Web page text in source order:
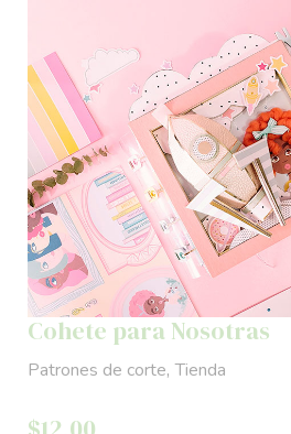
Cohete para Nosotras
Patrones de corte,Tienda